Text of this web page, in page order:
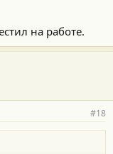
на работе.
#18